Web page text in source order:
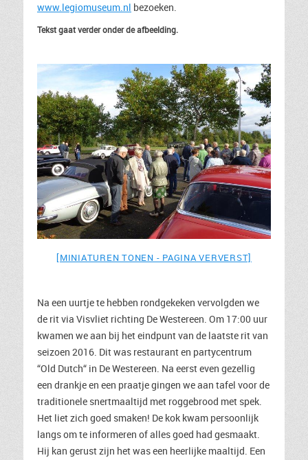
www.legiomuseum.nl bezoeken.
Tekst gaat verder onder de afbeelding.
[MINIATUREN TONEN - PAGINA VERVERST]
Na een uurtje te hebben rondgekeken vervolgden we
de rit via Visvliet richting De Westereen. Om 17:00 uur
kwamen we aan bij het eindpunt van de laatste rit van
seizoen 2016. Dit was restaurant en partycentrum
“Old Dutch“ in De Westereen. Na eerst even gezellig
een drankje en een praatje gingen we aan tafel voor de
traditionele snertmaaltijd met roggebrood met spek.
Het liet zich goed smaken! De kok kwam persoonlijk
langs om te informeren of alles goed had gesmaakt.
Hij kan gerust zijn het was een heerlijke maaltijd. Een